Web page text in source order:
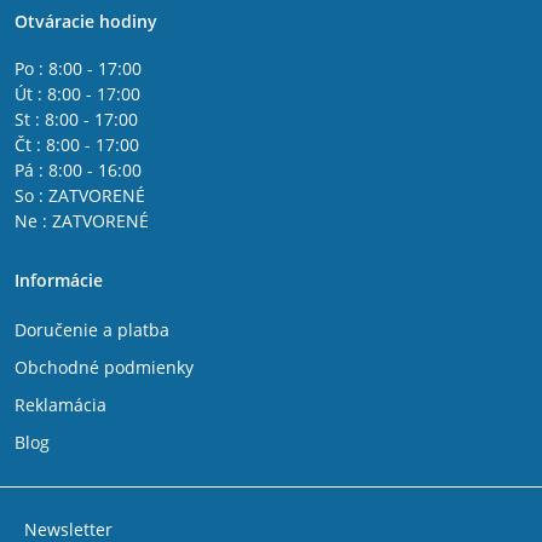
Otváracie hodiny
Po : 8:00 - 17:00
Út : 8:00 - 17:00
St : 8:00 - 17:00
Čt : 8:00 - 17:00
Pá : 8:00 - 16:00
So : ZATVORENÉ
Ne : ZATVORENÉ
Informácie
Doručenie a platba
Obchodné podmienky
Reklamácia
Blog
Newsletter